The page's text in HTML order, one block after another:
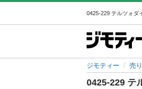
ジモティー 売
0425-229 テ